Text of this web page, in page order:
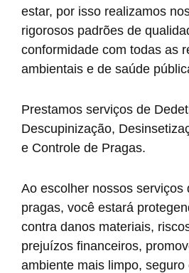
estar, por isso realizamos
rigorosos padrões de
conformidade com todas as
ambientais e de saúde
Prestamos serviços de
Descupinização,
e Controle de Pragas.
Ao escolher nossos serviços
pragas, você estará
contra danos materiais,
prejuízos financeiros,
ambiente mais limpo,